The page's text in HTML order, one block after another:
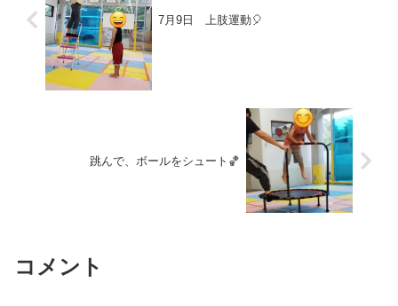
7月9日 上肢運動🎈
跳んで、ボールをシュート🏀
コメント